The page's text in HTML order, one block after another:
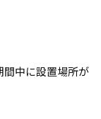
中に設置場所が